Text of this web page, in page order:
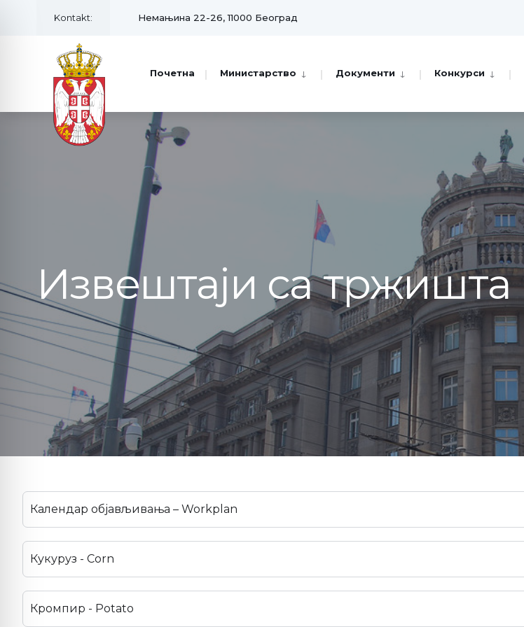
Kontakt: Немањина 22-26, 11000 Београд
Почетна Министарство Документи Конкурси
Извештаји са тржишта
Календар објављивања – Workplan
Кукуруз - Corn
Кромпир - Potato